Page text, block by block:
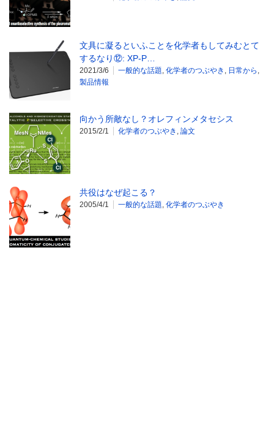
文具に凝るといふことを化学者もしてみむとて
するなり⑫: XP-P…
2021/3/6 一般的な話題, 化学者のつぶやき , 日常から ,
製品情報
向かう所敵なし？オレフィンメタセシス
2015/2/1 化学者のつぶやき , 論文
共役はなぜ起こる？
2005/4/1 一般的な話題, 化学者のつぶやき